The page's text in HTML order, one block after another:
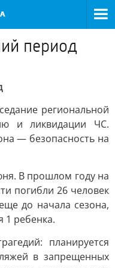
период
региональной
и ликвидации ЧС.
— безопасность на
В прошлом году на
погибли 26 человек
до начала сезона,
1 ребенка.
планируется
в запрещенных